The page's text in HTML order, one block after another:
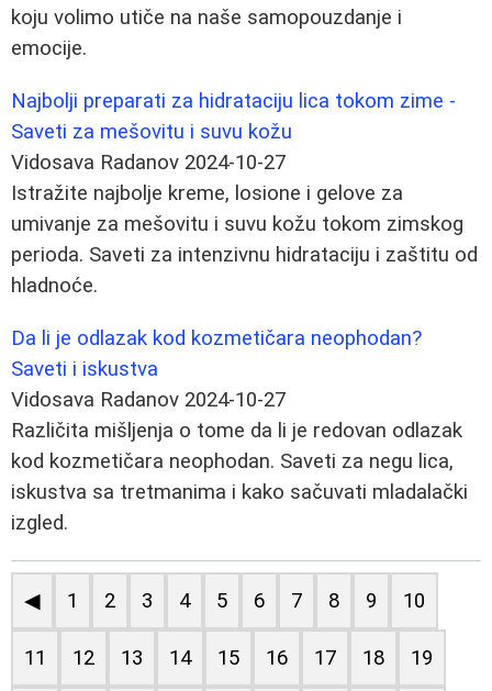
koju volimo utiče na naše samopouzdanje i
emocije.
Najbolji preparati za hidrataciju lica tokom zime -
Saveti za mešovitu i suvu kožu
Vidosava Radanov 2024-10-27
Istražite najbolje kreme, losione i gelove za
umivanje za mešovitu i suvu kožu tokom zimskog
perioda. Saveti za intenzivnu hidrataciju i zaštitu od
hladnoće.
Da li je odlazak kod kozmetičara neophodan?
Saveti i iskustva
Vidosava Radanov 2024-10-27
Različita mišljenja o tome da li je redovan odlazak
kod kozmetičara neophodan. Saveti za negu lica,
iskustva sa tretmanima i kako sačuvati mladalački
izgled.
◀ 1 2 3 4 5 6 7 8 9 10
11 12 13 14 15 16 17 18 19